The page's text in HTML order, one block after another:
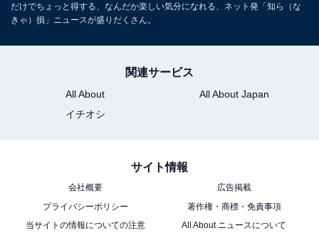
だけでちょっと得する、なんだか楽しい気分になれる、ネット発「知ら（な
きゃ）損」ニュースが盛りだくさん。
関連サービス
All About
All About Japan
イチオシ
サイト情報
会社概要
広告掲載
プライバシーポリシー
著作権・商標・免責事項
当サイトの情報についての注意
All About ニュースについて